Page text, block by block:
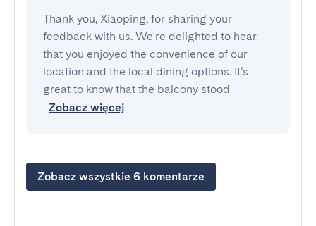
Thank you, Xiaoping, for sharing your
feedback with us. We're delighted to hear
that you enjoyed the convenience of our
location and the local dining options. It’s
great to know that the balcony stood
Zobacz więcej
Zobacz wszystkie 6 komentarze